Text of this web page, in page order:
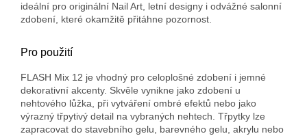
ideální pro originální Nail Art, letní designy i odvážné salonní
zdobení, které okamžitě přitáhne pozornost.
Pro použití
FLASH Mix 12 je vhodný pro celoplošné zdobení i jemné
dekorativní akcenty. Skvěle vynikne jako zdobení u
nehtového lůžka, při vytváření ombré efektů nebo jako
výrazný třpytivý detail na vybraných nehtech. Třpytky lze
zapracovat do stavebního gelu, barevného gelu, akrylu nebo